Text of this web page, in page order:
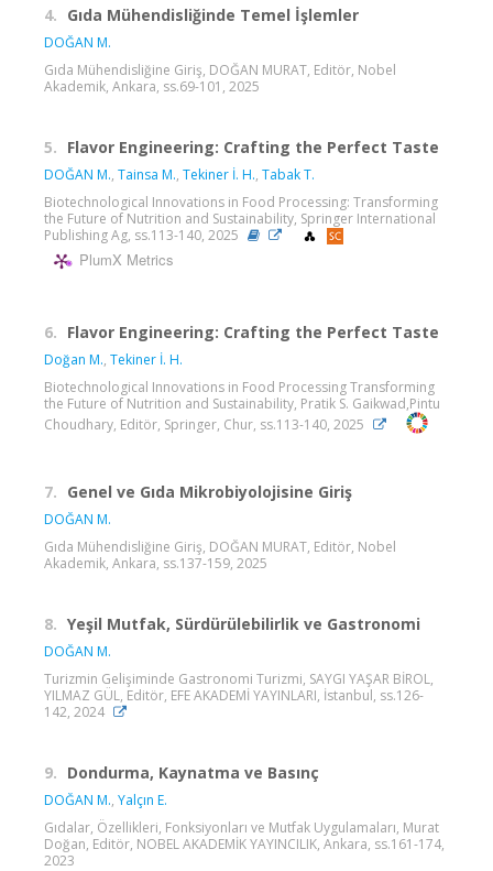
4. Gıda Mühendisliğinde Temel İşlemler
DOĞAN M.
Gıda Mühendisliğine Giriş, DOĞAN MURAT, Editör, Nobel
Akademik, Ankara, ss.69-101, 2025
5. Flavor Engineering: Crafting the Perfect Taste
DOĞAN M., Tainsa M., Tekiner İ. H., Tabak T.
Biotechnological Innovations in Food Processing: Transforming
the Future of Nutrition and Sustainability, Springer International
Publishing Ag, ss.113-140, 2025
PlumX Metrics
6. Flavor Engineering: Crafting the Perfect Taste
Doğan M., Tekiner İ. H.
Biotechnological Innovations in Food Processing Transforming
the Future of Nutrition and Sustainability, Pratik S. Gaikwad,Pintu
Choudhary, Editör, Springer, Chur, ss.113-140, 2025
7. Genel ve Gıda Mikrobiyolojisine Giriş
DOĞAN M.
Gıda Mühendisliğine Giriş, DOĞAN MURAT, Editör, Nobel
Akademik, Ankara, ss.137-159, 2025
8. Yeşil Mutfak, Sürdürülebilirlik ve Gastronomi
DOĞAN M.
Turizmin Gelişiminde Gastronomi Turizmi, SAYGI YAŞAR BİROL,
YILMAZ GÜL, Editör, EFE AKADEMİ YAYINLARI, İstanbul, ss.126-
142, 2024
9. Dondurma, Kaynatma ve Basınç
DOĞAN M., Yalçın E.
Gıdalar, Özellikleri, Fonksiyonları ve Mutfak Uygulamaları, Murat
Doğan, Editör, NOBEL AKADEMİK YAYINCILIK, Ankara, ss.161-174,
2023